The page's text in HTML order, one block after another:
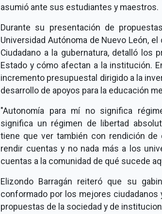
asumió ante sus estudiantes y maestros.
Durante su presentación de
Universidad Autónoma de Nuevo León,
Ciudadano a la gubernatura, detalló los
Estado y cómo afectan a la institución.
incremento presupuestal dirigido a la
desarrollo de apoyos para la educación
"Autonomía para mí no significa
significa un régimen de libertad
tiene que ver también con rendición de
rendir cuentas y no nada más a los
cuentas a la comunidad de qué sucede
Elizondo Barragán reiteró que su
conformado por los mejores ciudadanos
propuestas de la sociedad y de